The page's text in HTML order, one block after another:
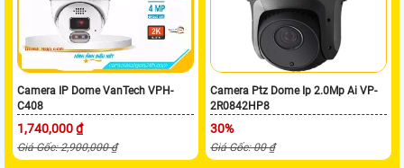
Camera IP Dome VanTech VPH-
C408
1,740,000 ₫
Giá Gốc: 2,900,000 ₫
Camera Ptz Dome Ip 2.0Mp Ai VP-
2R0842HP8
30%
Giá Gốc: 00 ₫